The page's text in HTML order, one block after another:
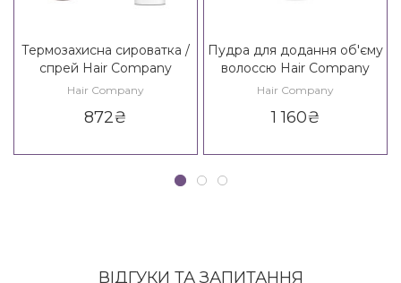
Термозахисна сироватка /
спрей Hair Company
Inimitable Style Heat
Inspiration Must Have
Hair Company
872₴
Пудра для додання об'єму
волоссю Hair Company
Inimitable Style Creative
Volume Up Powder
Hair Company
1 160₴
ВІДГУКИ ТА ЗАПИТАННЯ